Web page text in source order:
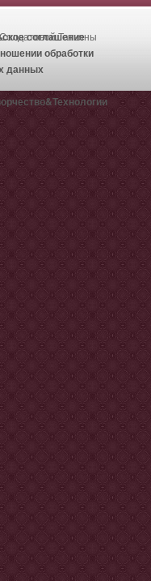
Татьяны
соглашение
обработки
данных